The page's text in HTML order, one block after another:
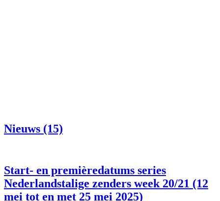
Nieuws (15)
Start- en premièredatums series
Nederlandstalige zenders week 20/21 (12
mei tot en met 25 mei 2025)